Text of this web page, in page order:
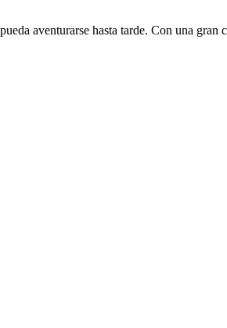
aventurarse hasta tarde. Con una gran